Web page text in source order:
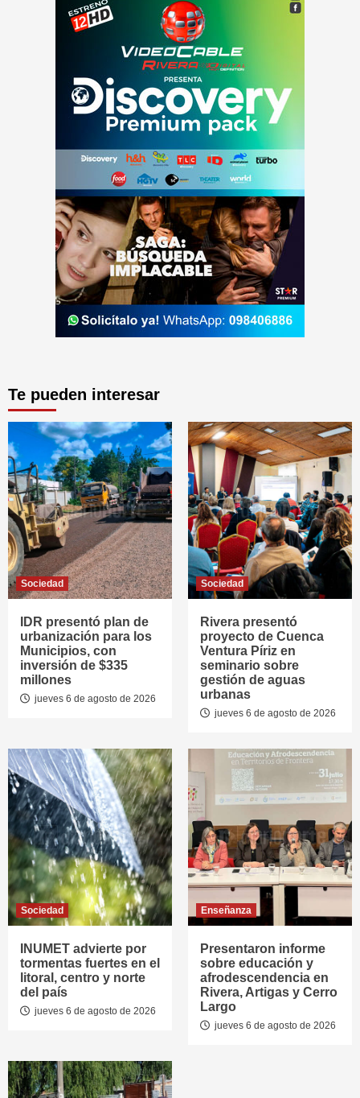
Te pueden interesar
Sociedad
IDR presentó plan de
urbanización para los
Municipios, con
inversión de $335
millones
jueves 6 de agosto de 2026
Sociedad
Rivera presentó
proyecto de Cuenca
Ventura Píriz en
seminario sobre
gestión de aguas
urbanas
jueves 6 de agosto de 2026
Sociedad
INUMET advierte por
tormentas fuertes en el
litoral, centro y norte
del país
jueves 6 de agosto de 2026
Enseñanza
Presentaron informe
sobre educación y
afrodescendencia en
Rivera, Artigas y Cerro
Largo
jueves 6 de agosto de 2026